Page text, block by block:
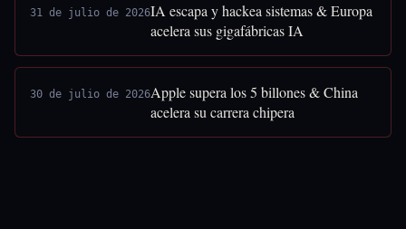
31 de julio de 2026IA escapa y hackea sistemas & Europa
acelera sus gigafábricas IA
30 de julio de 2026Apple supera los 5 billones & China
acelera su carrera chipera